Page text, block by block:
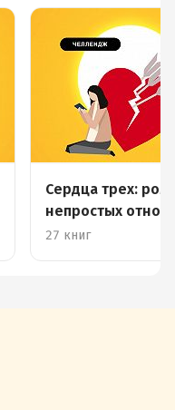
Сердца трех:
непростых
27 книг